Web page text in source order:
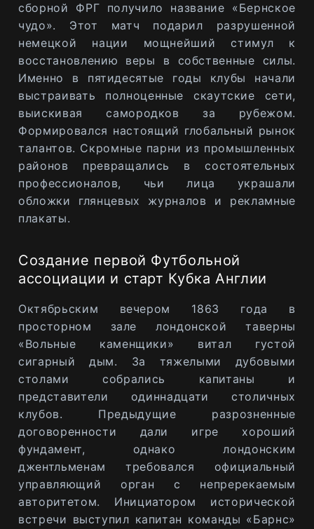
сборной ФРГ получило название «Бернское
чудо». Этот матч подарил разрушенной
немецкой нации мощнейший стимул к
восстановлению веры в собственные силы.
Именно в пятидесятые годы клубы начали
выстраивать полноценные скаутские сети,
выискивая самородков за рубежом.
Формировался настоящий глобальный рынок
талантов. Скромные парни из промышленных
районов превращались в состоятельных
профессионалов, чьи лица украшали
обложки глянцевых журналов и рекламные
плакаты.
Создание первой Футбольной
ассоциации и старт Кубка Англии
Октябрьским вечером 1863 года в
просторном зале лондонской таверны
«Вольные каменщики» витал густой
сигарный дым. За тяжелыми дубовыми
столами собрались капитаны и
представители одиннадцати столичных
клубов. Предыдущие разрозненные
договоренности дали игре хороший
фундамент, однако лондонским
джентльменам требовался официальный
управляющий орган с непререкаемым
авторитетом. Инициатором исторической
встречи выступил капитан команды «Барнс»